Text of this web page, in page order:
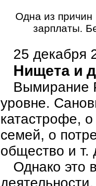
Одна из причин
зарплаты.
25 декабря
Нищета и
Вымирание
уровне.
катастрофе,
семей, о
общество и т.
Однако это